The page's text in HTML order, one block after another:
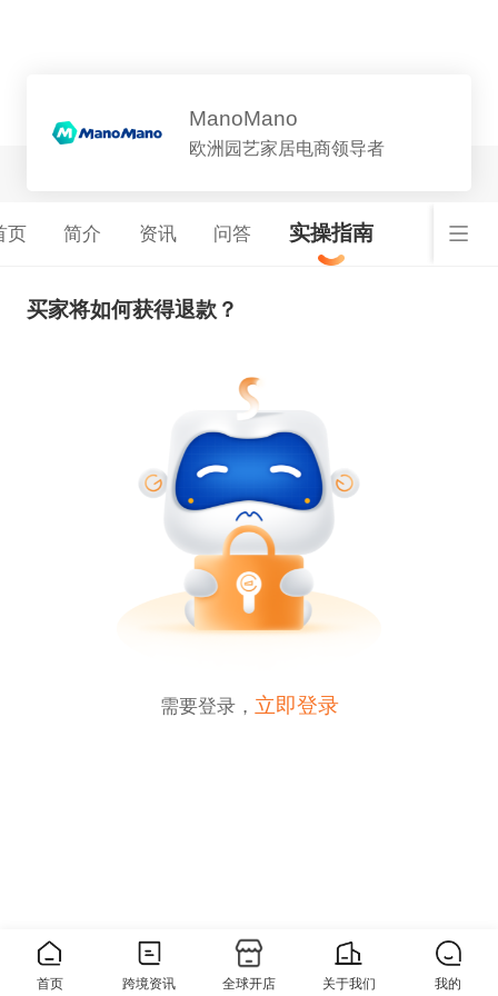
ManoMano
欧洲园艺家居电商领导者
页 简介 资讯 问答 实操指南
买家将如何获得退款？
需要登录， 立即登录
0
首页 跨境资讯 全球开店 关于我们 我的